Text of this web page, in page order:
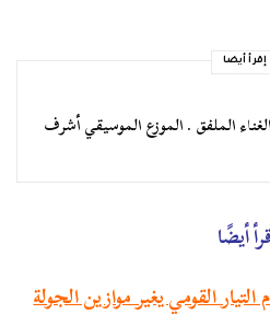
إقرأ أيضا
الملفق . الموزع الموسيقي أشرف
أيضًا
القومي يغير موازين الجولة